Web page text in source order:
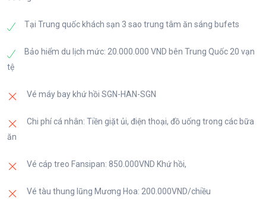
Tại Trung quốc khách sạn 3 sao trung tâm ăn sáng bufets
Bảo hiểm du lịch mức: 20.000.000 VND bên Trung Quốc 20 vạn
tệ
Vé máy bay khứ hồi SGN-HAN-SGN
Chi phí cá nhân: Tiền giặt ủi, điện thoại, đồ uống trong các bữa
ăn
Vé cáp treo Fansipan: 850.000VND Khứ hồi,
Vé tàu thung lũng Mương Hoa: 200.000VND/chiều